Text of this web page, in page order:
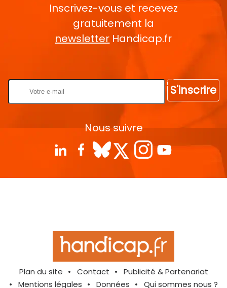
Inscrivez-vous et recevez
gratuitement la
newsletter Handicap.fr
S'inscrire
Nous suivre
Plan du site Contact
Publicité & Partenariat
Mentions légales
Données Qui sommes nous ?